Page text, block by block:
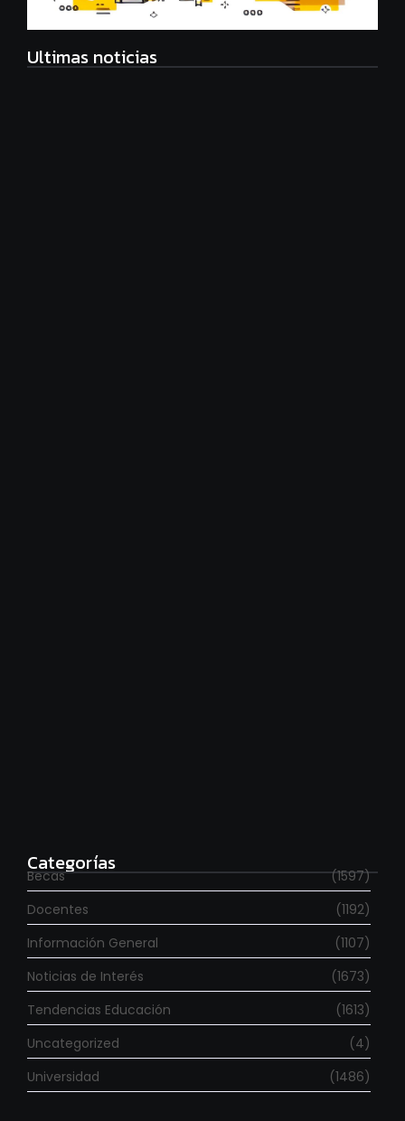
Ultimas noticias
Categorías
Becas
(1597)
Docentes
(1192)
Información General
(1107)
Noticias de Interés
(1673)
Tendencias Educación
(1613)
Uncategorized
(4)
Universidad
(1486)